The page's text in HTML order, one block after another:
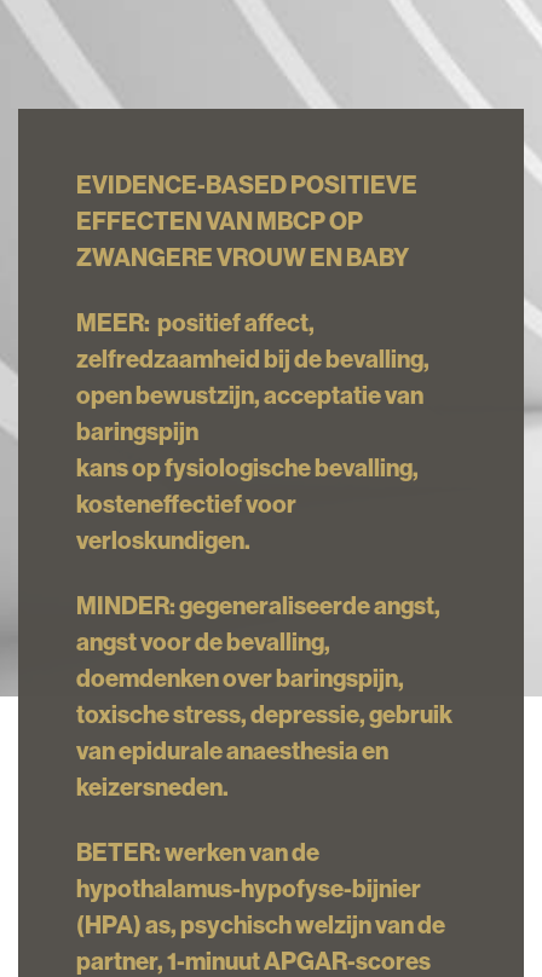
EVIDENCE-BASED POSITIEVE
EFFECTEN VAN MBCP OP
ZWANGERE VROUW EN BABY
MEER: positief affect,
zelfredzaamheid bij de bevalling,
open bewustzijn,acceptatie van
baringspijn
kans op fysiologische bevalling,
kosteneffectief voor
verloskundigen.
MINDER: gegeneraliseerde angst,
angst voor de bevalling,
doemdenken over baringspijn,
toxischestress,depressie,gebruik
van epidurale anaesthesia en
keizersneden.
BETER: werken van de
hypothalamus-hypofyse-bijnier
(HPA) as,psychisch welzijn van de
partner,1-minuut APGAR-scores